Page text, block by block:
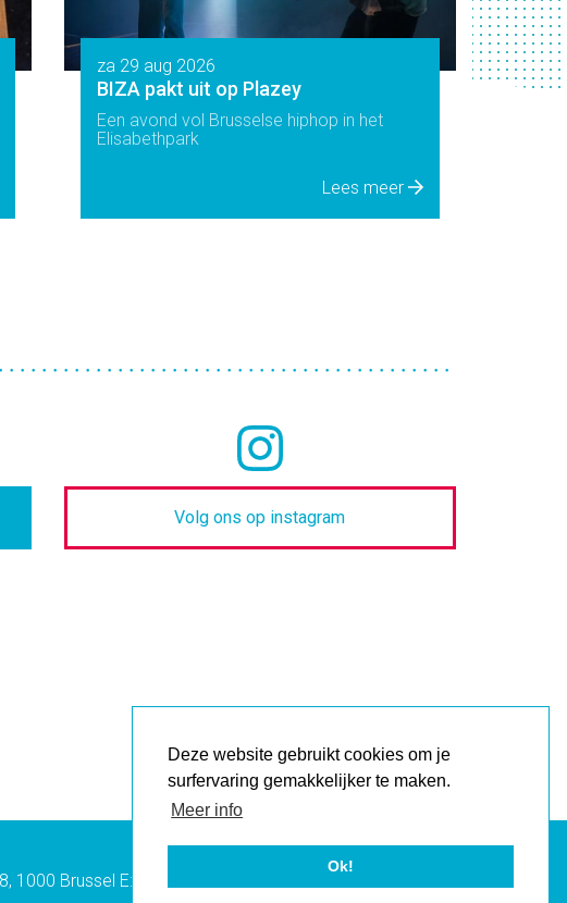
Deze website gebruikt cookies om je
surfervaring gemakkelijker te maken.
Meer info
Ok!
za 29 aug 2026
BIZA pakt uit op Plazey
Een avond vol Brusselse hiphop in het
Elisabethpark
Lees meer
Volg ons op instagram
1000 Brussel E: